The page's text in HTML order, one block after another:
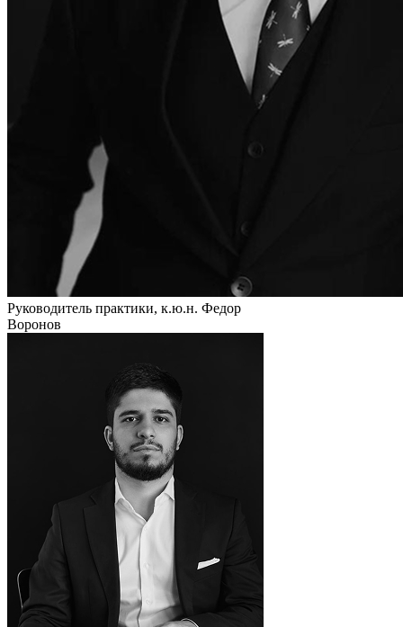
Руководитель практики, к.ю.н. Федор
Воронов